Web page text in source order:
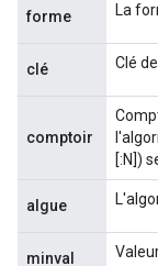
forme La
clé Clé
comptoir
[:N])
algue
minval